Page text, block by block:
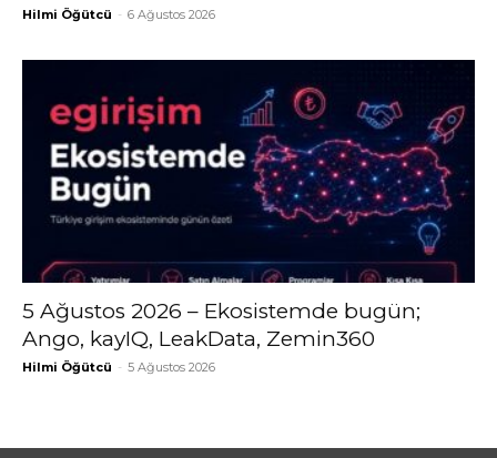
Hilmi Öğütcü - 6 Ağustos 2026
5 Ağustos 2026 – Ekosistemde bugün;
Ango, kayIQ, LeakData, Zemin360
Hilmi Öğütcü - 5 Ağustos 2026